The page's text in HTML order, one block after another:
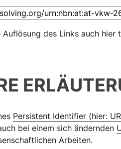
Auflösung des Links auch hier
Persistent Identifier (hier:
bei einem sich ändernden
Arbeiten.